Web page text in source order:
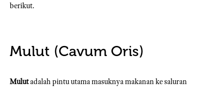
berikut.
Mulut (Cavum Oris)
Mulutadalah pintu utama masuknya makanan ke saluran